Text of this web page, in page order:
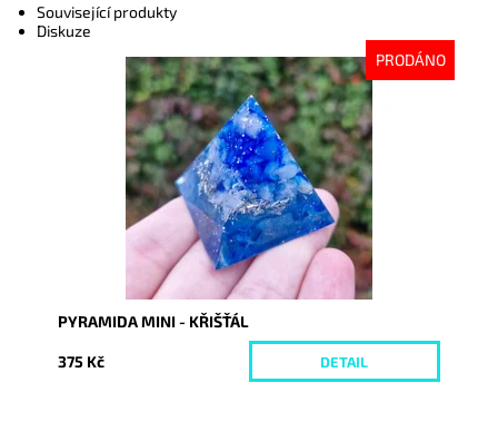
Související produkty
Diskuze
PRODÁNO
Dostupnost:
Vyprodáno
9932
PYRAMIDA MINI - KŘIŠŤÁL
375 Kč DETAIL